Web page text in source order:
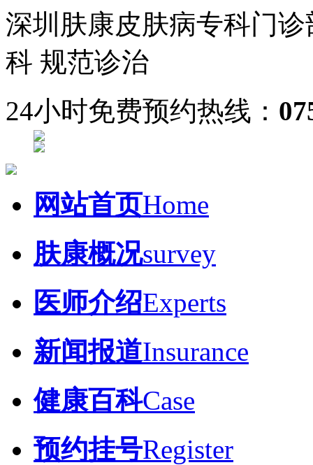
深圳肤康皮肤病专科门诊
科 规范诊治
24小时免费预约热线：
网站首页Home
肤康概况survey
医师介绍Experts
新闻报道Insurance
健康百科Case
预约挂号Register